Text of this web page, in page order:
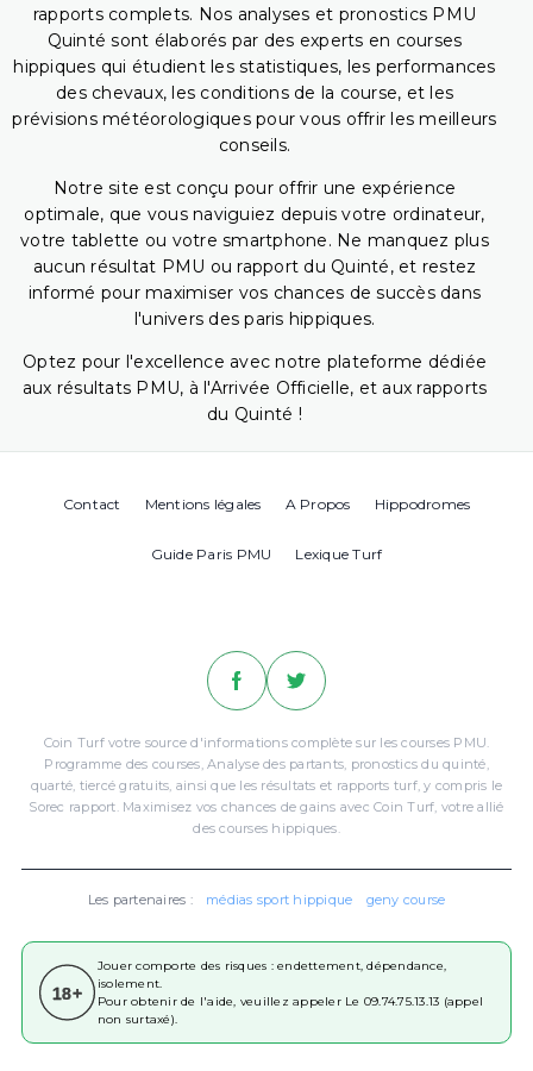
rapports complets. Nos analyses et pronostics PMU
Quinté sont élaborés par des experts en courses
hippiques qui étudient les statistiques, les performances
des chevaux, les conditions de la course, et les
prévisions météorologiques pour vous offrir les meilleurs
conseils.
Notre site est conçu pour offrir une expérience
optimale, que vous naviguiez depuis votre ordinateur,
votre tablette ou votre smartphone. Ne manquez plus
aucun résultat PMU ou rapport du Quinté, et restez
informé pour maximiser vos chances de succès dans
l'univers des paris hippiques.
Optez pour l'excellence avec notre plateforme dédiée
aux résultats PMU, à l'Arrivée Officielle, et aux rapports
du Quinté !
Contact Mentions légales A Propos Hippodromes
Guide Paris PMU Lexique Turf
Coin Turf votre source d'informations complète sur les courses PMU.
Programme des courses, Analyse des partants, pronostics du quinté,
quarté, tiercé gratuits, ainsi que les résultats et rapports turf, y compris le
Sorec rapport. Maximisez vos chances de gains avec Coin Turf, votre allié
des courses hippiques.
Les partenaires : médias sport hippique geny course
18+
Jouer comporte des risques : endettement, dépendance,
isolement.
Pour obtenir de l'aide, veuillez appeler Le 09.74.75.13.13 (appel
non surtaxé).